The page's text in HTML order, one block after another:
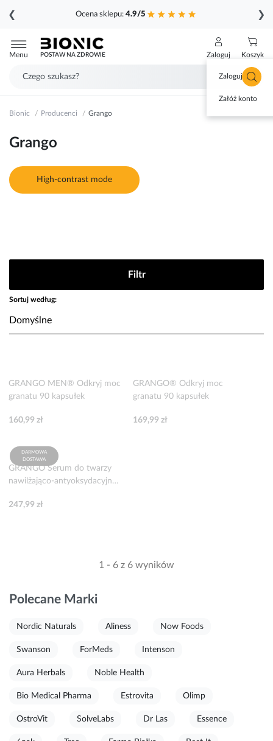
Ocena sklepu: 4.9/5
❮ ❯
do
treści
Menu POSTAW NA ZDROWIE Zaloguj
Zaloguj się
Załóż konto
Koszyk
Bionic Producenci Grango
Grango
High-contrast mode
Filtr
Sortuj według:
GRANGO MEN® Odkryj moc
granatu 90 kapsułek
160,99 zł
GRANGO® Odkryj moc
granatu 90 kapsułek
169,99 zł
DARMOWA
DOSTAWA
GRANGO Serum do twarzy
nawilżająco-antyoksydacyjne
247,99 zł
1 - 6 z 6 wyników
Polecane Marki
Nordic Naturals Aliness Now Foods
Swanson ForMeds Intenson
Aura Herbals Noble Health
Bio Medical Pharma Estrovita Olimp
OstroVit SolveLabs Dr Las Essence